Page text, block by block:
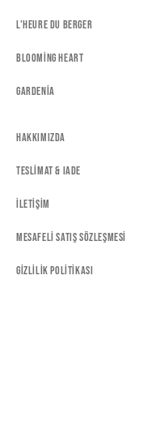
L'heure Du Berger
Blooming Heart
Gardenia
Hakkımızda
Teslimat & Iade
İletişim
Mesafeli Satış Sözleşmesi
Gizlilik Politikası